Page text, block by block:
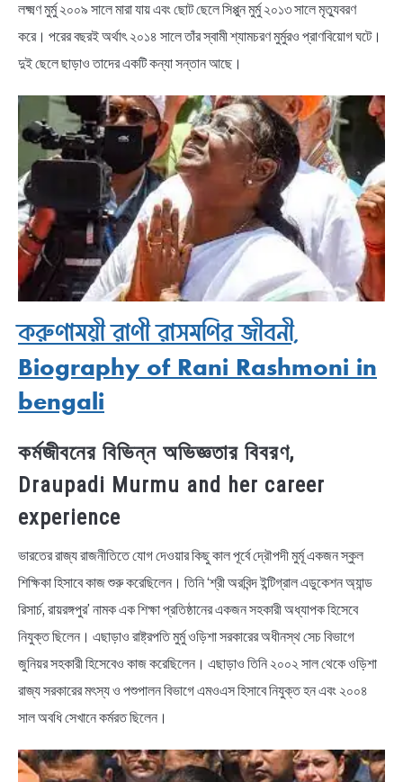
লক্ষ্মণ মুর্মু ২০০৯ সালে মারা যায় এবং ছোট ছেলে সিপ্পুন মুর্মু ২০১৩ সালে মৃত্যুবরণ
করে। পরের বছরই অর্থাৎ ২০১৪ সালে তাঁর স্বামী শ্যামচরণ মুর্মুরও প্রাণবিয়োগ ঘটে।
দুই ছেলে ছাড়াও তাদের একটি কন্যা সন্তান আছে।
করুণাময়ী রাণী রাসমণির জীবনী,
Biography of Rani Rashmoni in
bengali
কর্মজীবনের বিভিন্ন অভিজ্ঞতার বিবরণ,
Draupadi Murmu and her career
experience
ভারতের রাজ্য রাজনীতিতে যোগ দেওয়ার কিছু কাল পূর্বে দ্রৌপদী মুর্মূ একজন স্কুল
শিক্ষিকা হিসাবে কাজ শুরু করেছিলেন। তিনি ‘শ্রী অরবিন্দ ইন্টিগ্রাল এডুকেশন অ্যান্ড
রিসার্চ, রায়রঙ্গপুর’ নামক এক শিক্ষা প্রতিষ্ঠানের একজন সহকারী অধ্যাপক হিসেবে
নিযুক্ত ছিলেন। এছাড়াও রাষ্ট্রপতি মুর্মু ওড়িশা সরকারের অধীনস্থ সেচ বিভাগে
জুনিয়র সহকারী হিসেবেও কাজ করেছিলেন। এছাড়াও তিনি ২০০২ সাল থেকে ওড়িশা
রাজ্য সরকারের মৎস্য ও পশুপালন বিভাগে এমওএস হিসাবে নিযুক্ত হন এবং ২০০৪
সাল অবধি সেখানে কর্মরত ছিলেন।